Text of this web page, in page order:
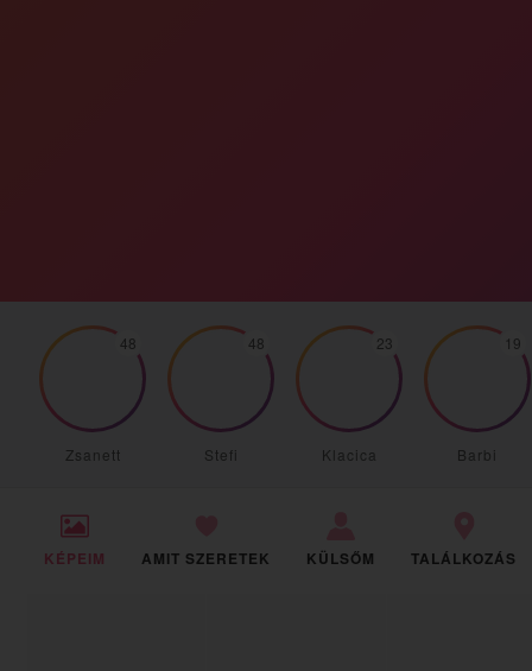
Zsanett
48
Stefi
48
Klacica
23
Barbi
19
KÉPEIM AMIT SZERETEK KÜLSŐM TALÁLKOZÁS